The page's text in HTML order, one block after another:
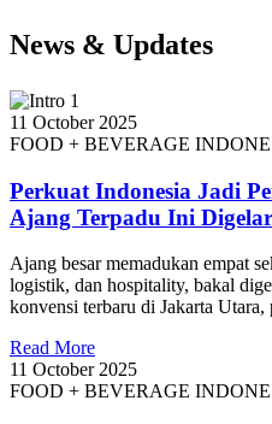
News & Updates
11 October 2025
FOOD + BEVERAGE
Perkuat Indonesia Jadi
Ajang Terpadu Ini
Ajang besar memadukan empat
logistik, dan hospitality, bakal
konvensi terbaru di Jakarta
Read More
11 October 2025
FOOD + BEVERAGE